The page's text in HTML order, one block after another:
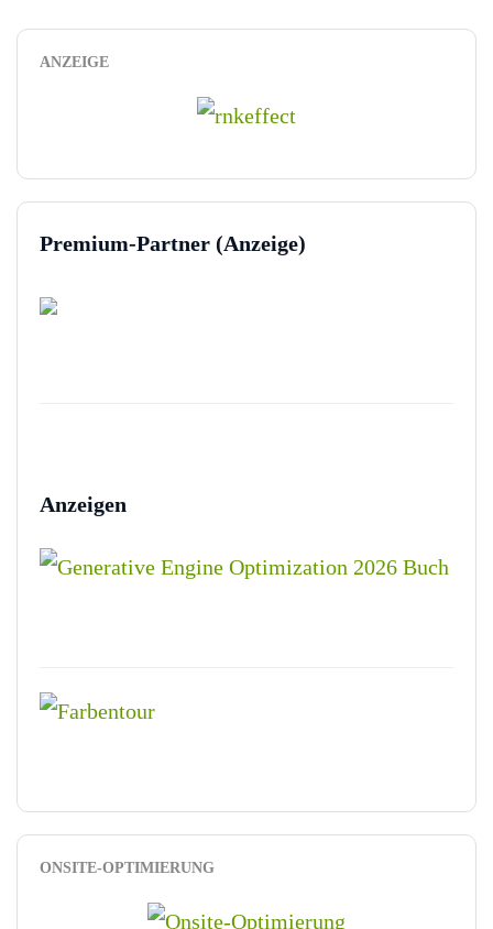
ANZEIGE
Premium-Partner (Anzeige)
Anzeigen
ONSITE-OPTIMIERUNG